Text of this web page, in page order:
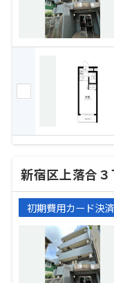
初期費用カード決